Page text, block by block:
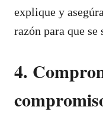
explique y
razón para que se
4.